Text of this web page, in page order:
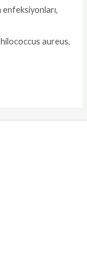
aureus,